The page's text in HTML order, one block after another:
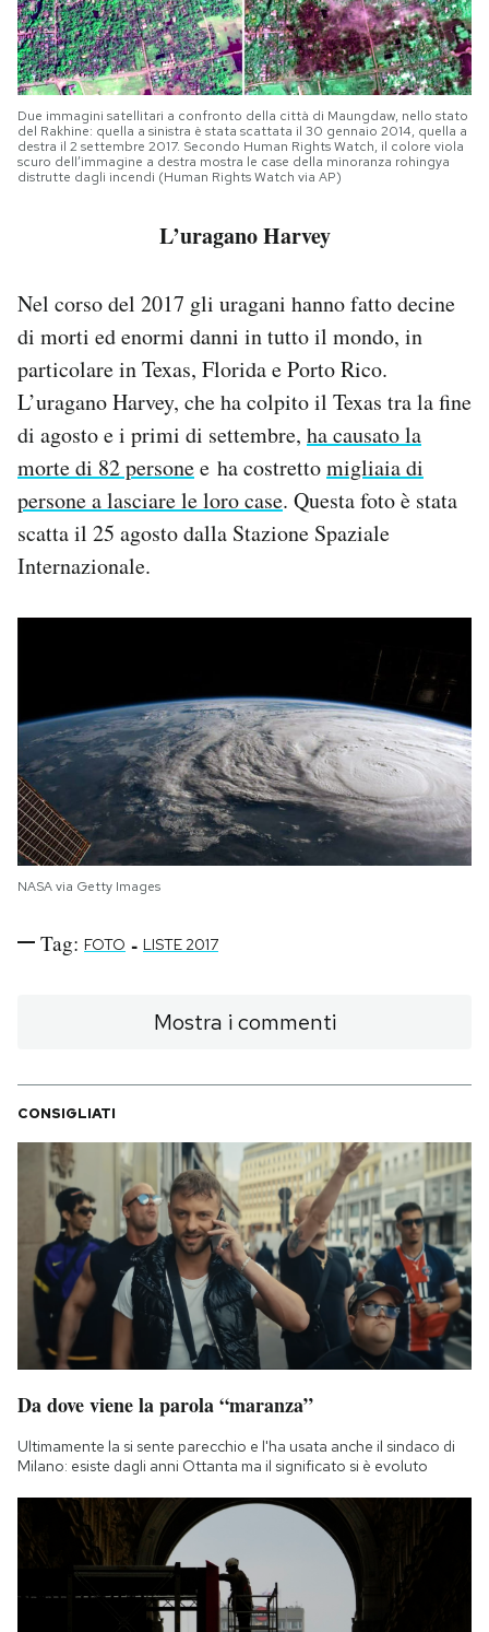
Due immagini satellitari a confronto della città di Maungdaw, nello stato
del Rakhine: quella a sinistra è stata scattata il 30 gennaio 2014, quella a
destra il 2 settembre 2017. Secondo Human Rights Watch, il colore viola
scuro dell’immagine a destra mostra le case della minoranza rohingya
distrutte dagli incendi (Human Rights Watch via AP)
L’uragano Harvey
Nel corso del 2017 gli uragani hanno fatto decine
di morti ed enormi danni in tutto il mondo, in
particolare in Texas, Florida e Porto Rico.
L’uragano Harvey, che ha colpito il Texas tra la fine
di agosto e i primi di settembre, ha causato la
morte di 82 personee ha costrettomigliaia di
persone a lasciare le loro case. Questa foto è stata
scatta il 25 agosto dalla Stazione Spaziale
Internazionale.
NASA via Getty Images
Tag: FOTO - LISTE 2017
Mostra i commenti
CONSIGLIATI
Da dove viene la parola “maranza”
Ultimamente la si sente parecchio e l'ha usata anche il sindaco di
Milano: esiste dagli anni Ottanta ma il significato si è evoluto